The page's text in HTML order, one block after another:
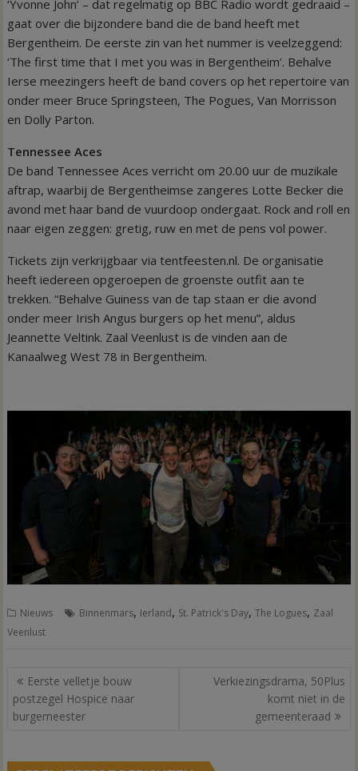
‘Yvonne John’ – dat regelmatig op BBC Radio wordt gedraaid –
gaat over die bijzondere band die de band heeft met
Bergentheim. De eerste zin van het nummer is veelzeggend:
‘The first time that I met you was in Bergentheim’. Behalve
Ierse meezingers heeft de band covers op het repertoire van
onder meer Bruce Springsteen, The Pogues, Van Morrisson
en Dolly Parton.
Tennessee Aces
De band Tennessee Aces verricht om 20.00 uur de muzikale
aftrap, waarbij de Bergentheimse zangeres Lotte Becker die
avond met haar band de vuurdoop ondergaat. Rock and roll en
naar eigen zeggen: gretig, ruw en met de pens vol power.
Tickets zijn verkrijgbaar via tentfeesten.nl. De organisatie
heeft iedereen opgeroepen de groenste outfit aan te
trekken. “Behalve Guiness van de tap staan er die avond
onder meer Irish Angus burgers op het menu”, aldus
Jeannette Veltink. Zaal Veenlust is de vinden aan de
Kanaalweg West 78 in Bergentheim.
Nieuws Binnenmars, Ierland, St. Patrick's Day,The Logues, Zaal
Veenlust
Bericht
navigatie
Eerste velletje bouw
postzegel Hospice naar
burgemeester
Verkiezingsdrama, 50Plus
komt niet in de
gemeenteraad